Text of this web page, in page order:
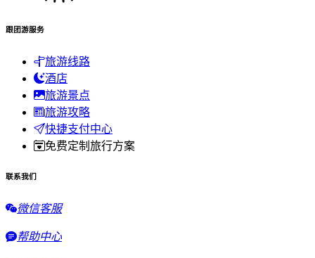
跟团游服务
旅游线路
酒店
旅游景点
旅游攻略
快捷支付中心
免费定制旅行方案
联系我们
微信客服
帮助中心